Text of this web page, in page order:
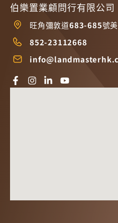
伯樂置業顧問行有限公司
旺角彌敦道683-685號
852-23112668